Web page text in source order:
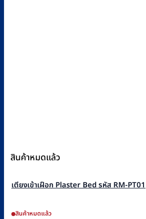
สินค้าหมดแล้ว
เตียงเข้าเฝือก Plaster Bed รหัส RM-PT01
สินค้าหมดแล้ว